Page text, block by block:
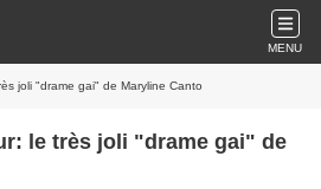
MENU
joli "drame gai" de Maryline Canto
le très joli "drame gai" de